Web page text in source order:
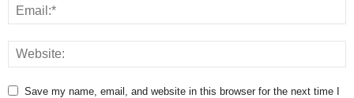
Save my name, email, and website in this browser for the next time I